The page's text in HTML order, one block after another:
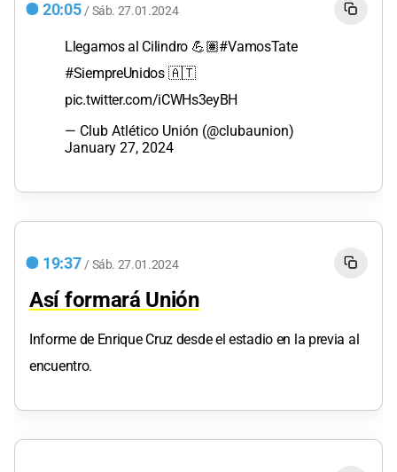
20:05 / Sáb. 27.01.2024
Llegamos al Cilindro 💪🏽#VamosTate
#SiempreUnidos🇦🇹
pic.twitter.com/iCWHs3eyBH
— Club Atlético Unión (@clubaunion)
January 27, 2024
19:37 / Sáb. 27.01.2024
Así formará Unión
Informe de Enrique Cruz desde el estadio en la previa al
encuentro.